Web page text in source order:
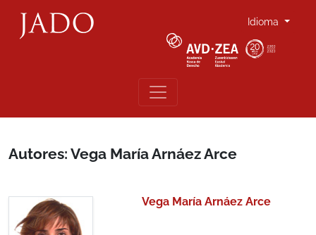
Idioma
Autores: Vega María Arnáez Arce
Vega María Arnáez Arce